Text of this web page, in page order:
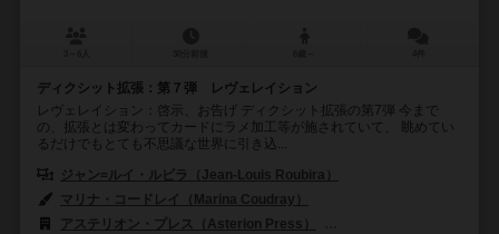
ディクシット拡張：第７弾 レヴェレイション
レヴェレイション：啓示、お告げ ディクシット拡張の第7弾 今まで
の、拡張とは変わってカードにラメ加工等が施されていて、 眺めてい
るだけでもとても不思議な世界に引き込...
ジャン=ルイ・ルビラ（Jean-Louis Roubira）
マリナ・コードレイ（Marina Coudray）
アステリオン・プレス（Asterion Press）